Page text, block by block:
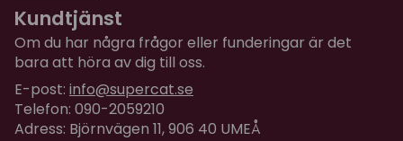
Kundtjänst
Om du har några frågor eller funderingar är det
bara att höra av dig till oss.
E-post: info@supercat.se
Telefon: 090-2059210
Adress: Björnvägen 11, 906 40 UMEÅ